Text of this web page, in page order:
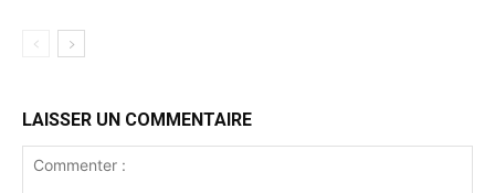
LAISSER UN COMMENTAIRE